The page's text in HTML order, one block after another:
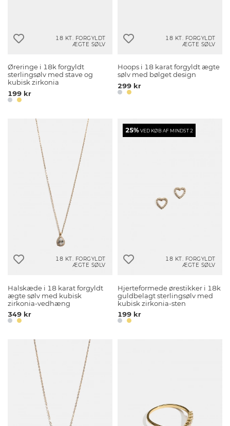
18 KT. FORGYLDT
ÆGTE SØLV
Øreringe i 18k forgyldt
sterlingsølv med stave og
kubisk zirkonia
199 kr
18 KT. FORGYLDT
ÆGTE SØLV
Hoops i 18 karat forgyldt ægte
sølv med bølget design
299 kr
18 KT. FORGYLDT
ÆGTE SØLV
Halskæde i 18 karat forgyldt
ægte sølv med kubisk
zirkonia-vedhæng
349 kr
25%VED KØB AF MINDST 2
18 KT. FORGYLDT
ÆGTE SØLV
Hjerteformede ørestikker i 18k
guldbelagt sterlingsølv med
kubisk zirkonia-sten
199 kr